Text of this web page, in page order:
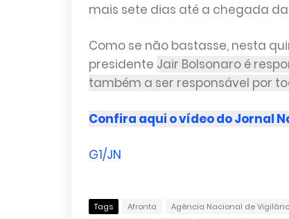
mais sete dias até a chegada
Como se não bastasse, nesta
presidente Jair Bolsonaro é
também a ser responsável por
Confira aqui o vídeo do Jornal
G1/JN
Tags Afronta Agência Nacional de